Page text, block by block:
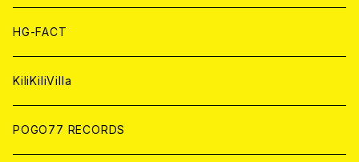
ANALOG
ANALOG
CD
ANALOG
HG-FACT
KiliKiliVilla
POGO77 RECORDS